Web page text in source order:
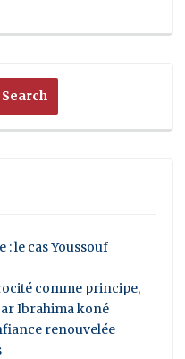
: le cas Youssouf
comme principe,
Ibrahima koné
renouvelée